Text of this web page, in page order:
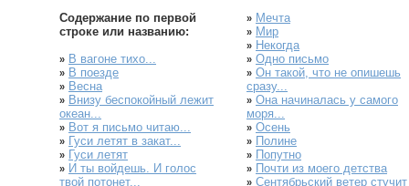
Содержание по первой
строке или названию:
» В вагоне тихо...
» В поезде
» Весна
» Внизу беспокойный лежит
океан...
» Вот я письмо читаю...
» Гуси летят в закат...
» Гуси летят
» И ты войдешь. И голос
твой потонет...
» Мечта
» Мир
» Некогда
» Одно письмо
» Он такой, что не опишешь
сразу...
» Она начиналась у самого
моря...
» Осень
» Полине
» Попутно
» Почти из моего детства
» Сентябрьский ветер стучит